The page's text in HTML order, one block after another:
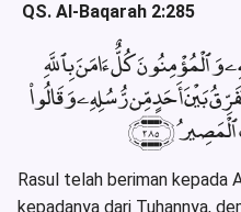
QS. Al-Baqarah 2:285
وَٱلْمُؤْمِنُونَ كُلٌّ ءَامَنَ بِٱللَّهِ
بَيْنَ أَحَدٍ مِّن رُّسُلِهِۦ وَقَالُوا۟
﴿٢٨٥﴾
Rasul telah beriman kepada
kepadanya dari Tuhannya,